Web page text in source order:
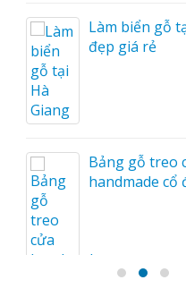
Làm biển gỗ
đẹp giá rẻ
Bảng gỗ treo
handmade cổ